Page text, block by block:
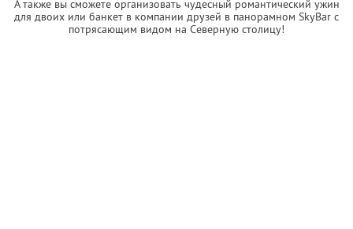
А также вы сможете организовать чудесный романтический ужин
для двоих или банкет в компании друзей в панорамном SkyBаr с
потрясающим видом на Северную столицу!